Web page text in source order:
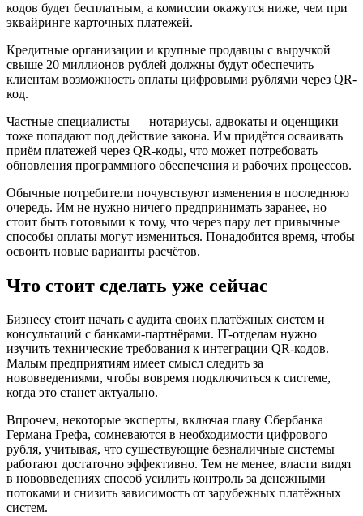
кодов будет бесплатным, а комиссии окажутся ниже, чем при
эквайринге карточных платежей.
Кредитные организации и крупные продавцы с выручкой
свыше 20 миллионов рублей должны будут обеспечить
клиентам возможность оплаты цифровыми рублями через QR-
код.
Частные специалисты — нотариусы, адвокаты и оценщики
тоже попадают под действие закона. Им придётся осваивать
приём платежей через QR-коды, что может потребовать
обновления программного обеспечения и рабочих процессов.
Обычные потребители почувствуют изменения в последнюю
очередь. Им не нужно ничего предпринимать заранее, но
стоит быть готовыми к тому, что через пару лет привычные
способы оплаты могут измениться. Понадобится время, чтобы
освоить новые варианты расчётов.
Что стоит сделать уже сейчас
Бизнесу стоит начать с аудита своих платёжных систем и
консультаций с банками-партнёрами. IT-отделам нужно
изучить технические требования к интеграции QR-кодов.
Малым предприятиям имеет смысл следить за
нововведениями, чтобы вовремя подключиться к системе,
когда это станет актуально.
Впрочем, некоторые эксперты, включая главу Сбербанка
Германа Грефа, сомневаются в необходимости цифрового
рубля, учитывая, что существующие безналичные системы
работают достаточно эффективно. Тем не менее, власти видят
в нововведениях способ усилить контроль за денежными
потоками и снизить зависимость от зарубежных платёжных
систем.